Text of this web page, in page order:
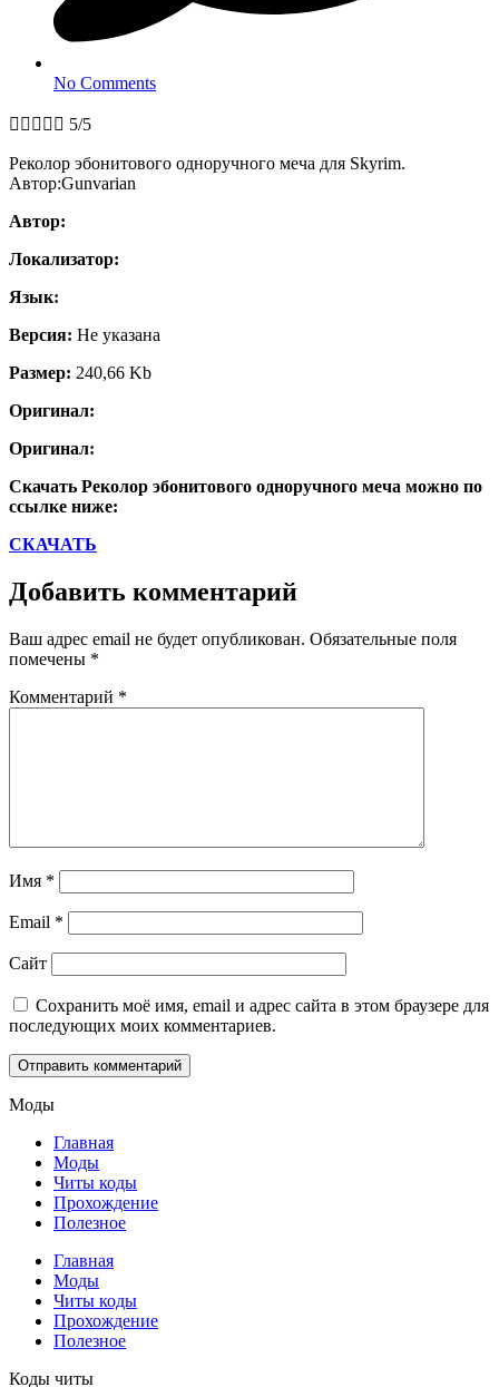
No Comments
     5/5
Реколор эбонитового одноручного меча для Skyrim.
Автор:Gunvarian
Автор:
Локализатор:
Язык:
Версия: Не указана
Размер: 240,66 Kb
Оригинал:
Оригинал:
Скачать Реколор эбонитового одноручного меча можно по
ссылке ниже:
СКАЧАТЬ
Добавить комментарий
Ваш адрес email не будет опубликован. Обязательные поля
помечены *
Комментарий *
Имя *
Email *
Сайт
Сохранить моё имя, email и адрес сайта в этом браузере для
последующих моих комментариев.
Моды
Главная
Моды
Читы коды
Прохождение
Полезное
Главная
Моды
Читы коды
Прохождение
Полезное
Коды читы